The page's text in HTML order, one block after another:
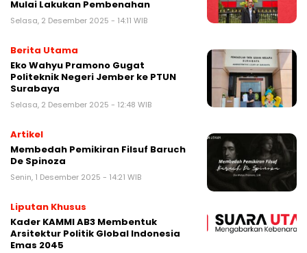
Mulai Lakukan Pembenahan
Selasa, 2 Desember 2025 - 14:11 WIB
Berita Utama
Eko Wahyu Pramono Gugat
Politeknik Negeri Jember ke PTUN
Surabaya
Selasa, 2 Desember 2025 - 12:48 WIB
Artikel
Membedah Pemikiran Filsuf Baruch
De Spinoza
Senin, 1 Desember 2025 - 14:21 WIB
Liputan Khusus
Kader KAMMI AB3 Membentuk
Arsitektur Politik Global Indonesia
Emas 2045